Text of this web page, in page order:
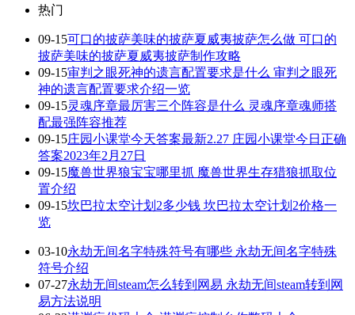
热门
09-15可口的披萨美味的披萨夏威夷披萨怎么做 可口的
披萨美味的披萨夏威夷披萨制作攻略
09-15审判之眼死神的遗言配置要求是什么 审判之眼死
神的遗言配置要求介绍一览
09-15灵魂序章最厉害三个阵容是什么 灵魂序章魂师搭
配最强阵容推荐
09-15庄园小课堂今天答案最新2.27 庄园小课堂今日正确
答案2023年2月27日
09-15魔兽世界狼宝宝哪里抓 魔兽世界生存猎狼抓取位
置介绍
09-15坎巴拉太空计划2多少钱 坎巴拉太空计划2价格一
览
03-10永劫无间名字特殊符号有哪些 永劫无间名字特殊
符号介绍
07-27永劫无间steam怎么转到网易 永劫无间steam转到网
易方法说明